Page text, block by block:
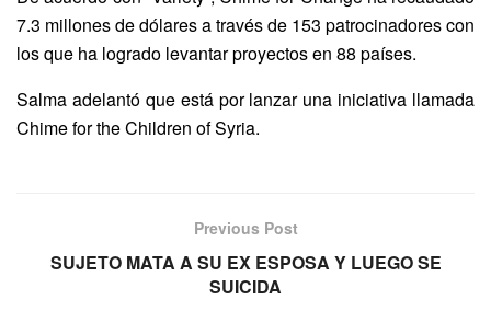
7.3 millones de dólares a través de 153 patrocinadores con
los que ha logrado levantar proyectos en 88 países.
Salma adelantó que está por lanzar una iniciativa llamada
Chime for the Children of Syria.
Previous Post
SUJETO MATA A SU EX ESPOSA Y LUEGO SE
SUICIDA